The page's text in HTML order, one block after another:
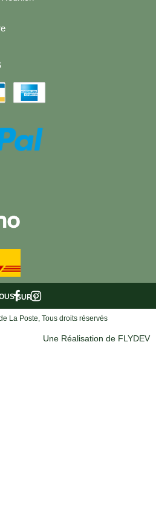
SUR :
La Poste, Tous droits réservés
Une Réalisation de FLYDEV